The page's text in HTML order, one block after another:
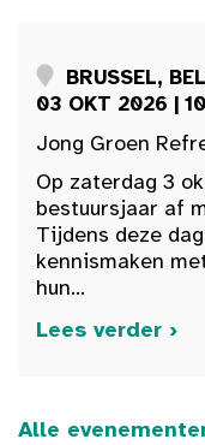
BRUSSEL,
03 OKT 2026 |
Jong Groen
Op zaterdag 3
bestuursjaar af
Tijdens deze
kennismaken
hun...
Lees verder ›
Alle